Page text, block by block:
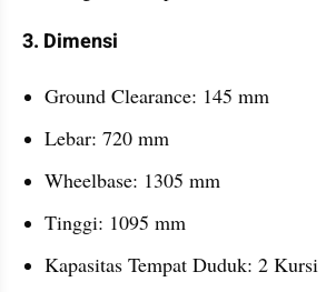
3. Dimensi
Ground Clearance: 145 mm
Lebar: 720 mm
Wheelbase: 1305 mm
Tinggi: 1095 mm
Kapasitas Tempat Duduk: 2 Kursi